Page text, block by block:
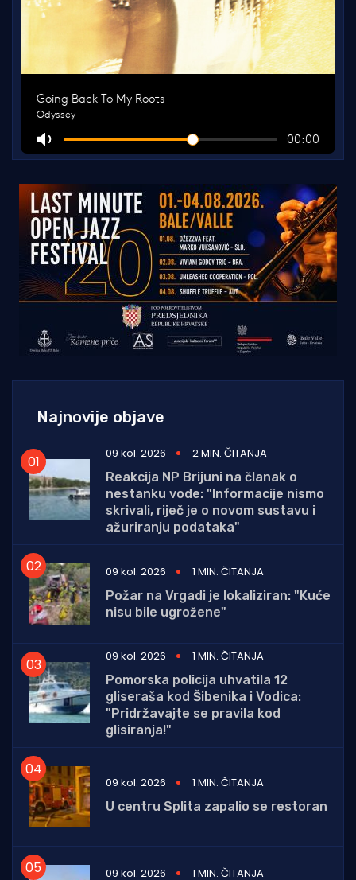
Najnovije objave
09 kol. 2026
2 MIN. ČITANJA
Reakcija NP Brijuni na članak o
nestanku vode: "Informacije nismo
skrivali, riječ je o novom sustavu i
ažuriranju podataka"
09 kol. 2026
1 MIN. ČITANJA
Požar na Vrgadi je lokaliziran: "Kuće
nisu bile ugrožene"
09 kol. 2026
1 MIN. ČITANJA
Pomorska policija uhvatila 12
gliseraša kod Šibenika i Vodica:
"Pridržavajte se pravila kod
glisiranja!"
09 kol. 2026
1 MIN. ČITANJA
U centru Splita zapalio se restoran
09 kol. 2026
1 MIN. ČITANJA